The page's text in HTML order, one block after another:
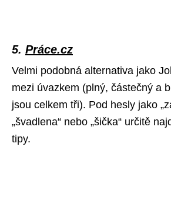
5. Práce.cz
Velmi podobná alternativa jako
mezi úvazkem (plný, částečný a
jsou celkem tři). Pod hesly jako
„švadlena“ nebo „šička“ určitě
tipy.